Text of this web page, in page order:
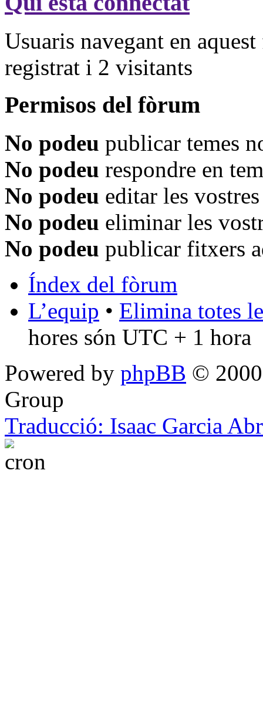
Usuaris navegant en
registrat i 2 visitants
Permisos del fòrum
No podeu publicar temes
No podeu respondre en
No podeu editar les
No podeu eliminar les
No podeu publicar fitxers
Índex del fòrum
L’equip • Elimina totes
hores són UTC + 1 hora
Powered by phpBB ©
Group
Traducció: Isaac Garcia